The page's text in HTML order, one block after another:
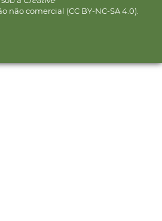
não comercial (CC BY-NC-SA 4.0).